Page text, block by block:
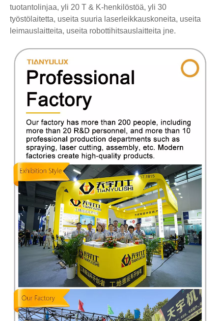
tuotantolinjaa, yli 20 T & K-henkilöstöä, yli 30
työstölaitetta, useita suuria laserleikkauskoneita, useita
leimauslaitteita, useita robottihitsauslaitteita jne.